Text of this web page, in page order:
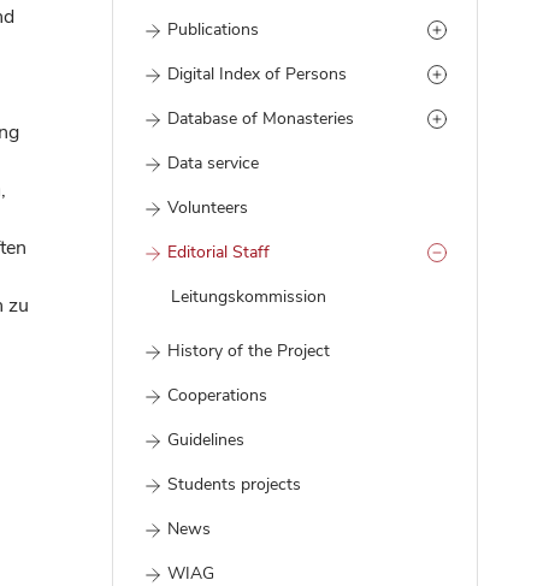
Publications
Digital Index of Persons
Database of Monasteries
Data service
Volunteers
Editorial Staff
Leitungskommission
History of the Project
Cooperations
Guidelines
Students projects
News
WIAG
zu